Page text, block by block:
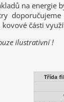
na energie
části
ilustrativní !
Třída